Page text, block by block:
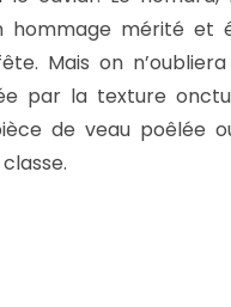
mérité et
Mais on
par la texture
de veau poêlée